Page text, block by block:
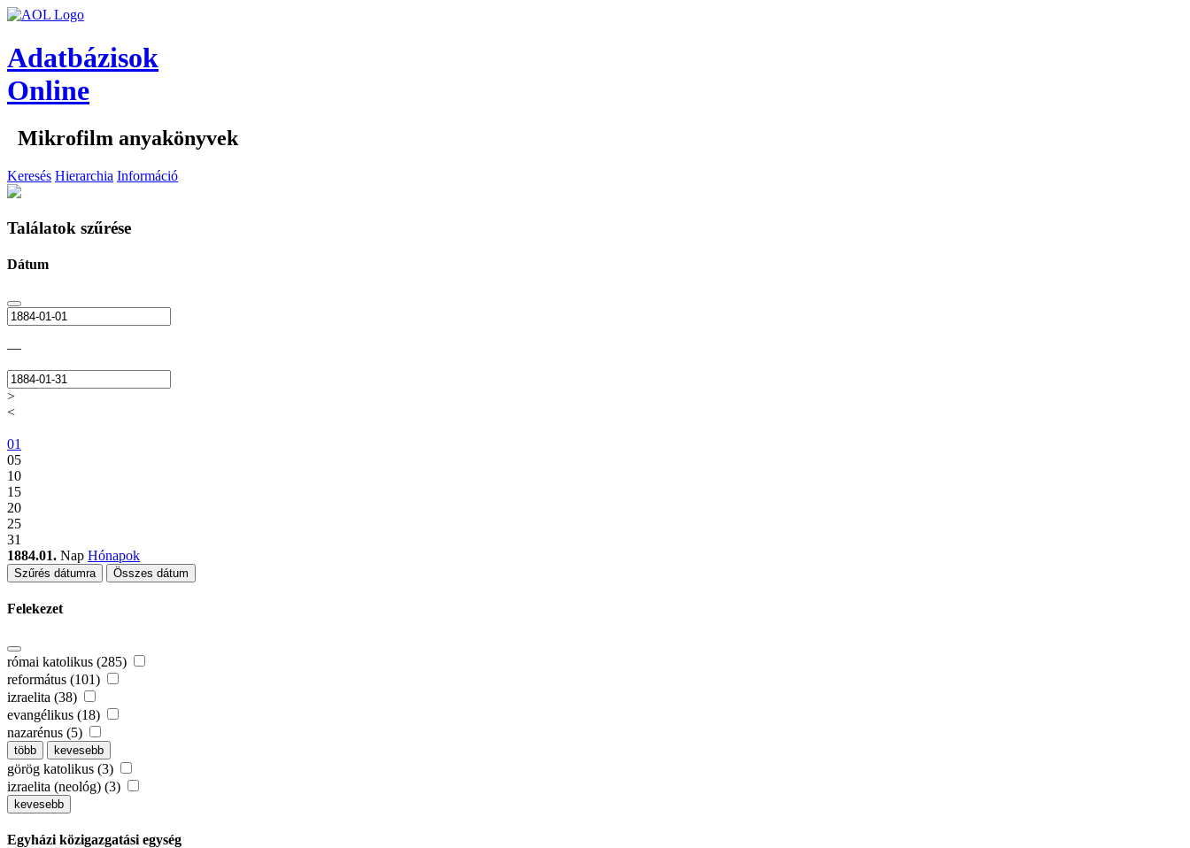
Adatbázisok
Online
Mikrofilm anyakönyvek
Keresés Hierarchia Információ
Találatok szűrése
Dátum
—
>
<
01
05
10
15
20
25
31
1884.01. Nap Hónapok
Szűrés dátumra Összes dátum
Felekezet
római katolikus (285)
református (101)
izraelita (38)
evangélikus (18)
nazarénus (5)
több kevesebb
görög katolikus (3)
izraelita (neológ) (3)
kevesebb
Egyházi közigazgatási egység